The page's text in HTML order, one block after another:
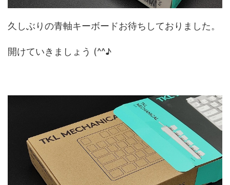
久しぶりの青軸キーボードお待ちしておりました。
開けていきましょう (^^♪